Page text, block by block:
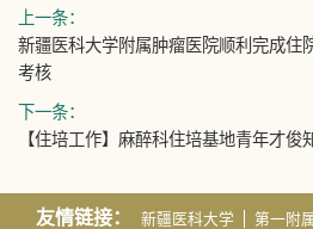
上一条：
新疆医科大学附属肿瘤医院顺利完成住
考核
下一条：
【住培工作】麻醉科住培基地青年才
友情链接： 新疆医科大学 第一附